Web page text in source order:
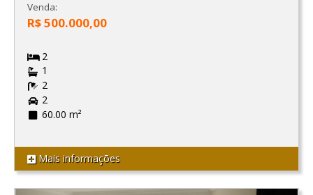
Venda:
R$ 500.000,00
2
1
2
2
60.00 m²
Mais informações